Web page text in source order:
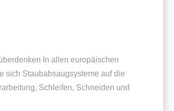
In allen europäischen
sich Staubabsaugsysteme auf die
Schleifen, Schneiden und